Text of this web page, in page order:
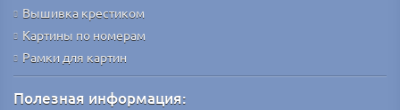
Вышивка крестиком
Картины по номерам
Рамки для картин
Полезная информация: